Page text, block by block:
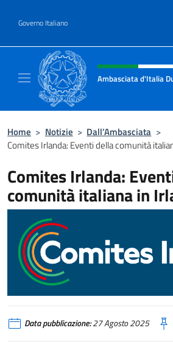
Governo Italiano
Intestazione sito,
Ambasciata d'Italia
Home > Notizie > Dall’Ambasciata >
Comites Irlanda: Eventi della comunità
Comites Irlanda:
comunità italiana in
Data pubblicazione:27 Agosto 2025